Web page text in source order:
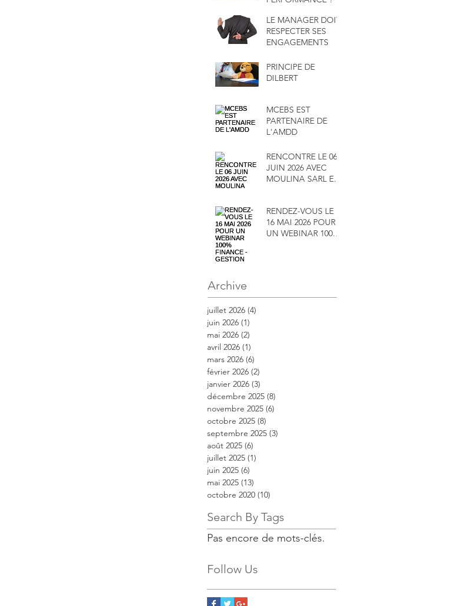
LE MANAGER DOIT
RESPECTER SES
ENGAGEMENTS
PRINCIPE DE
DILBERT
MCEBS EST
PARTENAIRE DE
L'AMDD
RENCONTRE LE 06
JUIN 2026 AVEC
MOULINA SARL ET
MAÏMOUNA
SALAMENTA
RENDEZ-VOUS LE
16 MAI 2026 POUR
UN WEBINAR 100%
Archive
juillet 2026 (4)
juin 2026 (1)
mai 2026 (2)
avril 2026 (1)
mars 2026 (6)
février 2026 (2)
janvier 2026 (3)
décembre 2025 (8)
novembre 2025 (6)
octobre 2025 (8)
septembre 2025 (3)
août 2025 (6)
juillet 2025 (1)
juin 2025 (6)
mai 2025 (13)
octobre 2020 (10)
Search By Tags
Pas encore de mots-clés.
Follow Us